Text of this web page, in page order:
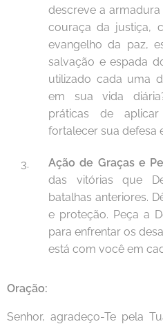
descreve a
couraça da justiça,
evangelho da paz,
salvação e espada
utilizado cada uma
em sua vida
práticas de
fortalecer sua defesa
Ação de Graças e
das vitórias que
batalhas anteriores.
e proteção. Peça a
para enfrentar os
está com você em
Oração:
Senhor, agradeço-Te pela